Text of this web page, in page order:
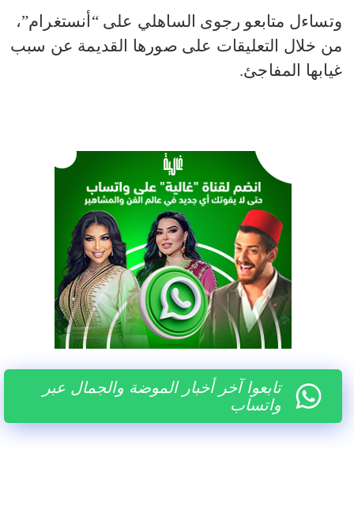
وتساءل متابعو رجوى الساهلي على “أنستغرام”،
من خلال التعليقات على صورها القديمة عن سبب
غيابها المفاجئ.
تابعوا آخر أخبار الموضة والجمال عبر
واتساب